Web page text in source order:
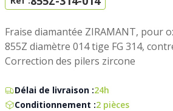
Fraise diamantée ZIRAMANT, pour
855Z diamètre 014 tige FG 314,
Correction des pilers zircone
Délai de livraison :24h
Conditionnement :2 pièces